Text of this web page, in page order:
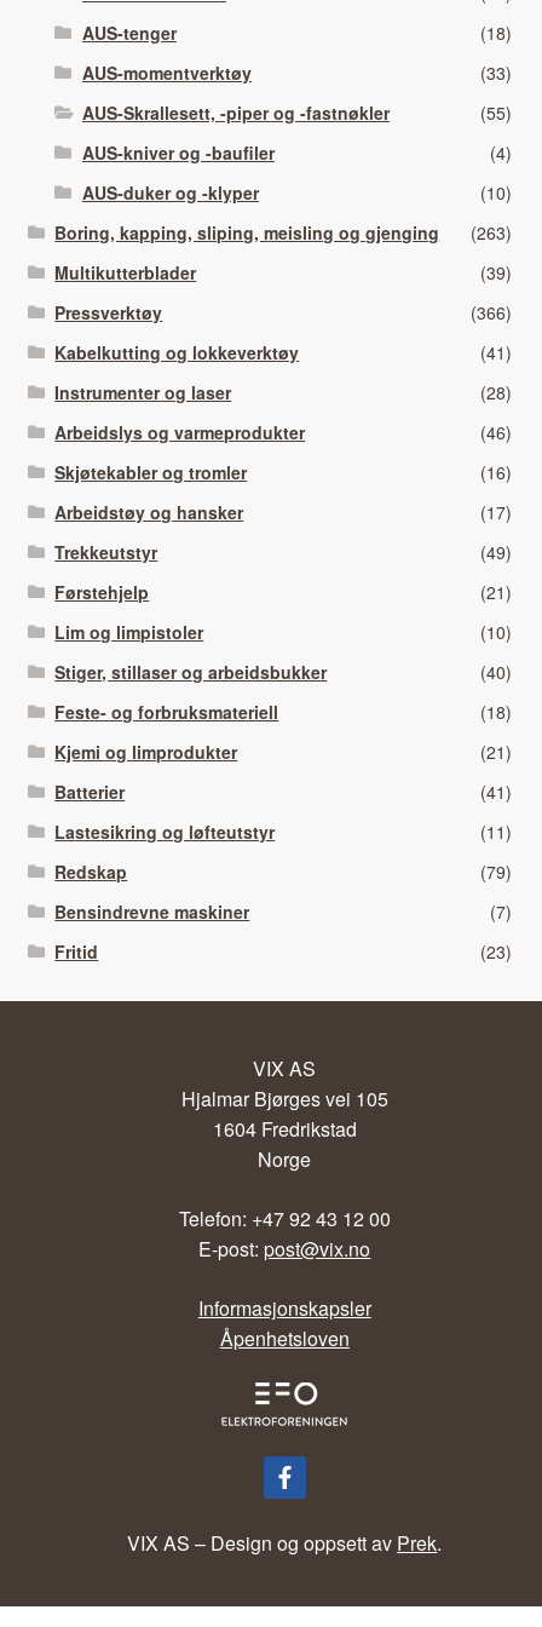
AUS-tenger
(18)
AUS-momentverktøy
(33)
AUS-Skrallesett, -piper og -fastnøkler
(55)
AUS-kniver og -baufiler
(4)
AUS-duker og -klyper
(10)
Boring, kapping, sliping, meisling og gjenging
(263)
Multikutterblader
(39)
Pressverktøy
(366)
Kabelkutting og lokkeverktøy
(41)
Instrumenter og laser
(28)
Arbeidslys og varmeprodukter
(46)
Skjøtekabler og tromler
(16)
Arbeidstøy og hansker
(17)
Trekkeutstyr
(49)
Førstehjelp
(21)
Lim og limpistoler
(10)
Stiger, stillaser og arbeidsbukker
(40)
Feste- og forbruksmateriell
(18)
Kjemi og limprodukter
(21)
Batterier
(41)
Lastesikring og løfteutstyr
(11)
Redskap
(79)
Bensindrevne maskiner
(7)
Fritid
(23)
VIX AS
Hjalmar Bjørges vei 105
1604 Fredrikstad
Norge
Telefon: +47 92 43 12 00
E-post:post@vix.no
Informasjonskapsler
Åpenhetsloven
VIX AS – Design og oppsett av Prek.